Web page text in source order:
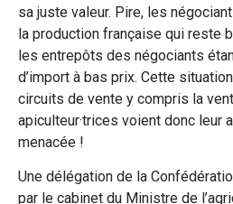
sa juste valeur. Pire, les
la production française qui reste
les entrepôts des négociants
d’import à bas prix. Cette
circuits de vente y compris la
apiculteur·trices voient donc leur
menacée !
Une délégation de la
par le cabinet du Ministre de